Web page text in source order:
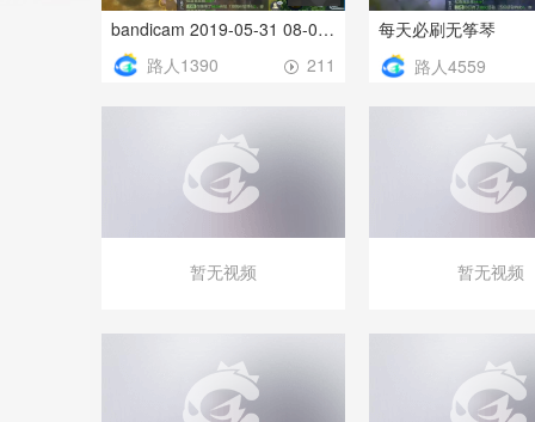
bandicam 2019-05-31 08-02-58-713
211
路人1390
每天必刷无筝琴
路人4559